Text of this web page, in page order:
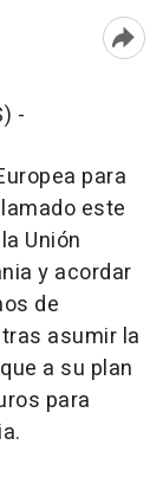
-
para
este
Unión
y acordar
de
asumir la
a su plan
para